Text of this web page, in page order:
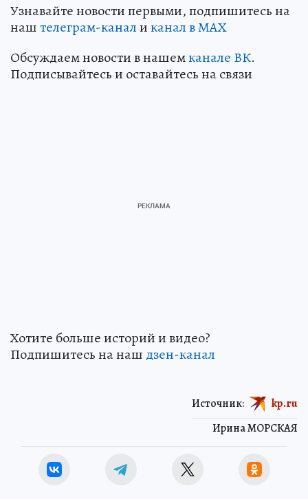
Узнавайте новости первыми, подпишитесь на
наштелеграм-каналиканал в МАХ
Обсуждаем новости в нашемканале ВК.
Подписывайтесь и оставайтесь на связи
Хотите больше историй и видео?
Подпишитесь на наш дзен-канал
Ирина МОРСКАЯ
Источник: kp.ru